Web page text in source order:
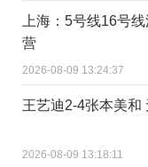
上海：5号线16号
营
2026-08-09 13:24:37
王艺迪2-4张本美和
2026-08-09 13:18:11